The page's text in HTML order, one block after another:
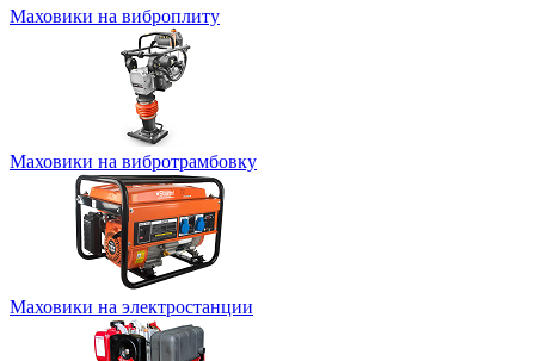
Маховики на виброплиту
Маховики на вибротрамбовку
Маховики на электростанции